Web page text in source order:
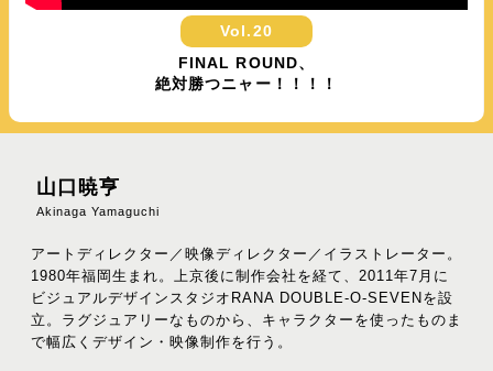
Vol.20
FINAL ROUND、
絶対勝つニャー！！！！
山口暁亨
Akinaga Yamaguchi
アートディレクター／映像ディレクター／イラストレーター。
1980年福岡生まれ。上京後に制作会社を経て、2011年7月に
ビジュアルデザインスタジオRANA DOUBLE-O-SEVENを設
立。ラグジュアリーなものから、キャラクターを使ったものま
で幅広くデザイン・映像制作を行う。